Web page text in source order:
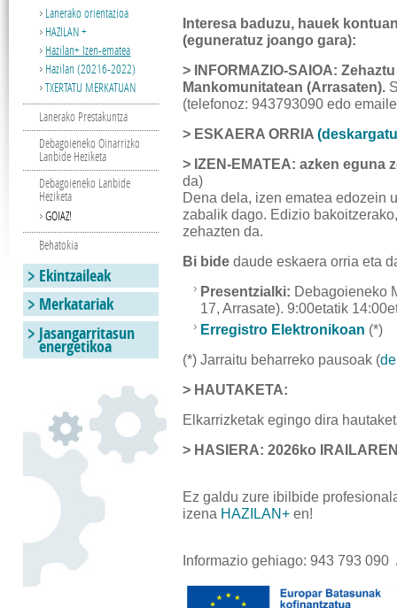
Interesa baduzu, hauek
(eguneratuz joango gara):
> INFORMAZIO-SAIOA:
Mankomunitatean (Arrasaten).
(telefonoz: 943793090 edo
> ESKAERA ORRIA
> IZEN-EMATEA: azken eguna
da)
Dena dela, izen ematea edozein
zabalik dago. Edizio
zehazten da.
Bi bide daude eskaera orria eta
Presentzialki: Debagoieneko
17, Arrasate). 9:00etatik
Erregistro Elektronikoan (*)
(*) Jarraitu beharreko pausoak (
> HAUTAKETA:
Elkarrizketak egingo dira
> HASIERA: 2026ko
Ez galdu zure ibilbide
izena HAZILAN+ en!
Informazio gehiago: 943 793
Lanerako orientazioa
HAZILAN +
Hazilan+ Izen-ematea
Hazilan (20216-2022)
TXERTATU MERKATUAN
Lanerako Prestakuntza
Debagoieneko Oinarrizko
Lanbide Heziketa
Debagoieneko Lanbide
Heziketa
GOIAZ!
Behatokia
Ekintzaileak
Merkatariak
Jasangarritasun
energetikoa